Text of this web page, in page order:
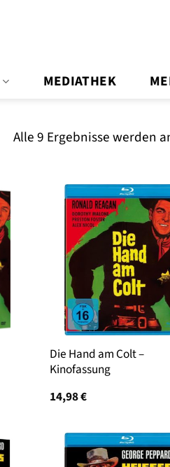
MEDIATHEK
Alle 9 Ergebnisse werden
Die Hand am Colt –
Kinofassung
14,98€